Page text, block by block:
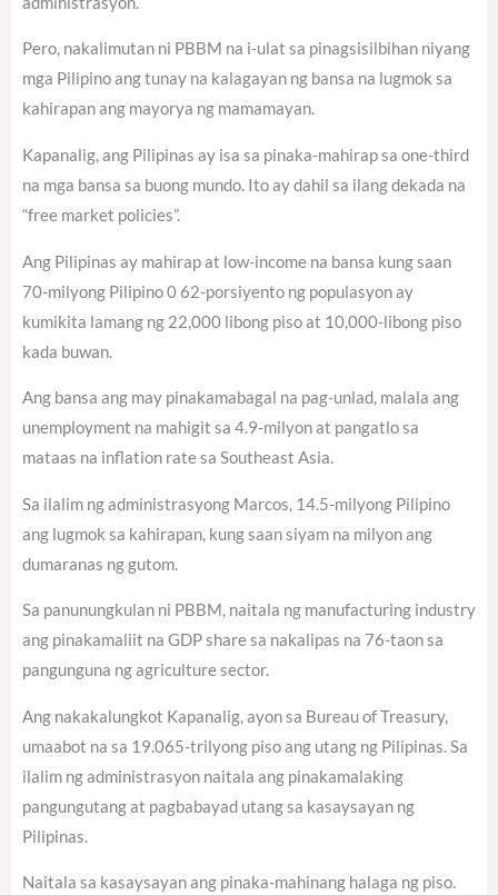
Pero, nakalimutan ni PBBM na i-ulat sa pinagsisilbihan niyang
mga Pilipino ang tunay na kalagayan ng bansa na lugmok sa
kahirapan ang mayorya ng mamamayan.
Kapanalig, ang Pilipinas ay isa sa pinaka-mahirap sa one-third
na mga bansa sa buong mundo. Ito ay dahil sa ilang dekada na
“free market policies”.
Ang Pilipinas ay mahirap at low-income na bansa kung saan
70-milyong Pilipino 0 62-porsiyento ng populasyon ay
kumikita lamang ng 22,000 libong piso at 10,000-libong piso
kada buwan.
Ang bansa ang may pinakamabagal na pag-unlad, malala ang
unemployment na mahigit sa 4.9-milyon at pangatlo sa
mataas na inflation rate sa Southeast Asia.
Sa ilalim ng administrasyong Marcos, 14.5-milyong Pilipino
ang lugmok sa kahirapan, kung saan siyam na milyon ang
dumaranas ng gutom.
Sa panunungkulan ni PBBM, naitala ng manufacturing industry
ang pinakamaliit na GDP share sa nakalipas na 76-taon sa
pangunguna ng agriculture sector.
Ang nakakalungkot Kapanalig, ayon sa Bureau of Treasury,
umaabot na sa 19.065-trilyong piso ang utang ng Pilipinas. Sa
ilalim ng administrasyon naitala ang pinakamalaking
pangungutang at pagbabayad utang sa kasaysayan ng
Pilipinas.
Naitala sa kasaysayan ang pinaka-mahinang halaga ng piso.